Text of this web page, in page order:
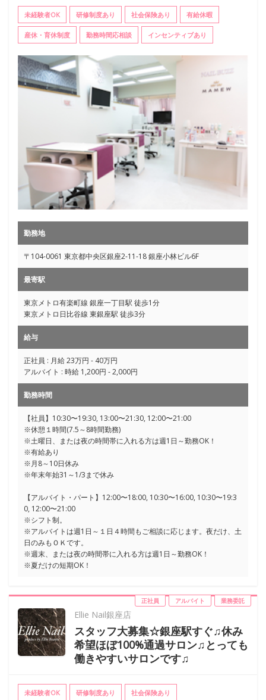
未経験者OK 研修制度あり 社会保険あり 有給休暇
産休・育休制度 勤務時間応相談 インセンティブあり
勤務地
〒104-0061 東京都中央区銀座2-11-18 銀座小林ビル6F
最寄駅
東京メトロ有楽町線 銀座一丁目駅 徒歩1分
東京メトロ日比谷線 東銀座駅 徒歩3分
給与
正社員 : 月給 23万円 - 40万円
アルバイト : 時給 1,200円 - 2,000円
勤務時間
【社員】10:30〜19:30, 13:00〜21:30, 12:00〜21:00
※休憩１時間(7.5～8時間勤務)
※土曜日、または夜の時間帯に入れる方は週1日～勤務OK！
※有給あり
※月8～10日休み
※年末年始31～1/3まで休み
【アルバイト・パート】12:00〜18:00, 10:30〜16:00, 10:30〜19:3
0, 12:00〜21:00
※シフト制。
※アルバイトは週1日～１日４時間もご相談に応じます。夜だけ、土
日のみもＯＫです。
※週末、または夜の時間帯に入れる方は週1日～勤務OK！
※夏だけの短期OK！
正社員 アルバイト 業務委託
Ellie Nail銀座店
スタッフ大募集☆銀座駅すぐ♫休み
希望ほぼ100%通過サロン♫とっても
働きやすいサロンです♫
未経験者OK 研修制度あり 社会保険あり